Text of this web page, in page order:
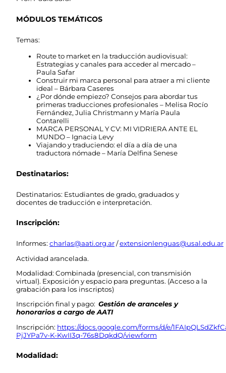
MÓDULOS TEMÁTICOS
Temas:
Route to market en la traducción audiovisual:
Estrategias y canales para acceder al mercado –
Paula Safar
Construir mi marca personal para atraer a mi cliente
ideal – Bárbara Caseres
¿Por dónde empiezo? Consejos para abordar tus
primeras traducciones profesionales – Melisa Rocío
Fernández, Julia Christmann y María Paula
Contarelli
MARCA PERSONAL Y CV: MI VIDRIERA ANTE EL
MUNDO – Ignacia Levy
Viajando y traduciendo: el día a día de una
traductora nómade – María Delfina Senese
Destinatarios:
Destinatarios: Estudiantes de grado, graduados y
docentes de traducción e interpretación.
Inscripción:
Informes: charlas@aati.org.ar/extensionlenguas@usal.edu.ar
Actividad arancelada.
Modalidad: Combinada (presencial, con transmisión
virtual). Exposición y espacio para preguntas. (Acceso a la
grabación para los inscriptos)
Inscripción final y pago: Gestión de aranceles y
honorarios a cargo de AATI
Inscripción: https://docs.google.com/forms/d/e/
PjJYPa7v-K-KwII3q-76s8DqkdQ/viewform
Modalidad: